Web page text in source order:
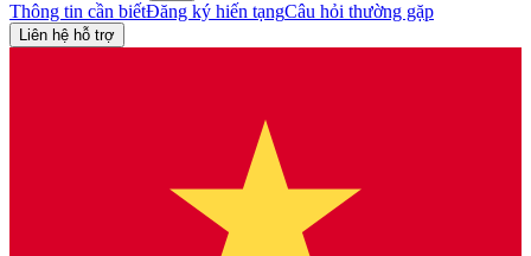
Thông tin cần biếtĐăng ký hiến tạngCâu hỏi thường gặp
Liên hệ hỗ trợ